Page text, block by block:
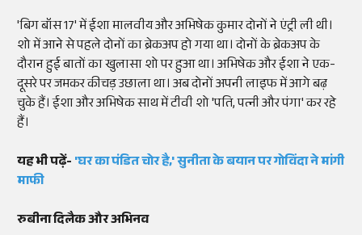
'बिग बॉस 17' में ईशा मालवीय और अभिषेक कुमार दोनों ने एंट्री ली थी।
शो में आने से पहले दोनों का ब्रेकअप हो गया था। दोनों के ब्रेकअप के
दौरान हुई बातों का खुलासा शो पर हुआ था। अभिषेक और ईशा ने एक-
दूसरे पर जमकर कीचड़ उछाला था। अब दोनों अपनी लाइफ में आगे बढ़
चुके हैं। ईशा और अभिषेक साथ में टीवी शो 'पति, पत्नी और पंगा' कर रहे
हैं।
यह भी पढ़ें-'घर का पंडित चोर है,'सुनीताके बयान परगोविंदाने मांगी
माफी
रुबीना दिलैक और अभिनव